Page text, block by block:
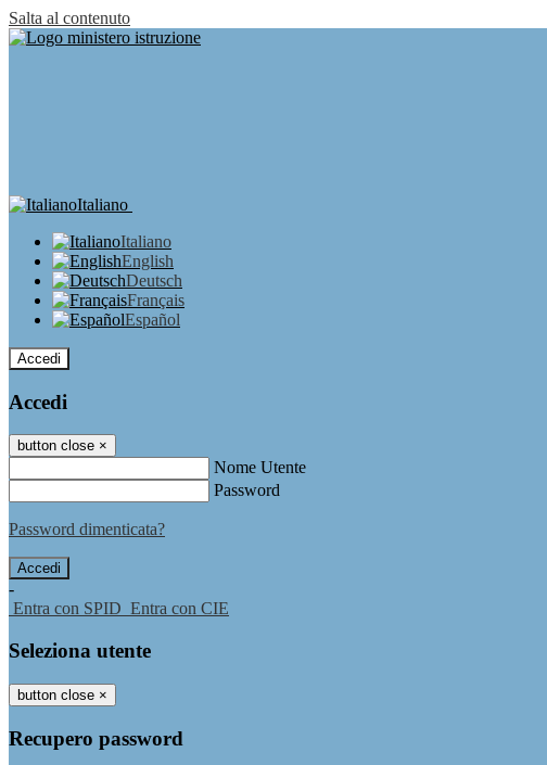
Salta al contenuto
Italiano
Italiano
English
Deutsch
Français
Español
Accedi
Accedi
button close ×
Nome Utente
Password
Password dimenticata?
-
Entra con SPID Entra con CIE
Seleziona utente
button close ×
Recupero password